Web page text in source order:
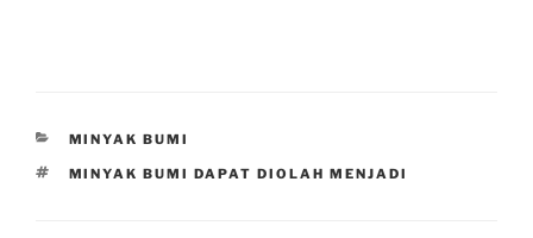
CATEGORIES
MINYAK BUMI
TAGS
MINYAK BUMI DAPAT DIOLAH MENJADI